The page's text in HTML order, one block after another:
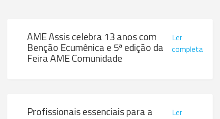
AME Assis celebra 13 anos com
Benção Ecumênica e 5ª edição da
Feira AME Comunidade
Ler
completa
Profissionais essenciais para a
Ler